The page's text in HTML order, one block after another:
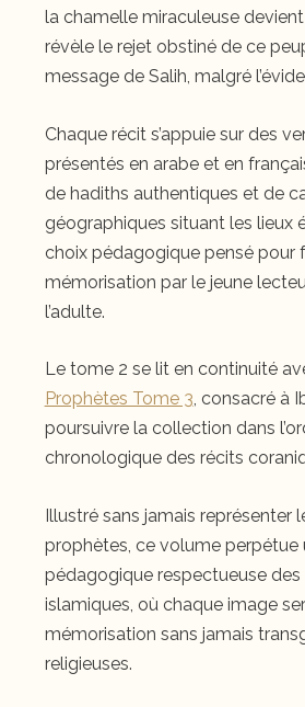
la chamelle miraculeuse devient
révèle le rejet obstiné de ce
message de Salih, malgré
Chaque récit s’appuie sur des
présentés en arabe et en
de hadiths authentiques et de
géographiques situant les lieux
choix pédagogique pensé pour
mémorisation par le jeune
l’adulte.
Le tome 2 se lit en continuité
Prophètes Tome 3, consacré à
poursuivre la collection dans
chronologique des récits
Illustré sans jamais représenter
prophètes, ce volume perpétue
pédagogique respectueuse des
islamiques, où chaque image
mémorisation sans jamais
religieuses.